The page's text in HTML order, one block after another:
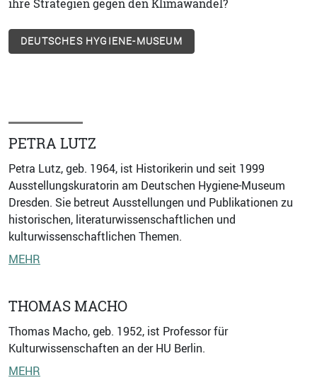
ihre Strategien gegen den Klimawandel?
DEUTSCHES HYGIENE-MUSEUM
PETRA LUTZ
Petra Lutz, geb. 1964, ist Historikerin und seit 1999
Ausstellungskuratorin am Deutschen Hygiene-Museum
Dresden. Sie betreut Ausstellungen und Publikationen zu
historischen, literaturwissenschaftlichen und
kulturwissenschaftlichen Themen.
MEHR
THOMAS MACHO
Thomas Macho, geb. 1952, ist Professor für
Kulturwissenschaften an der HU Berlin.
MEHR